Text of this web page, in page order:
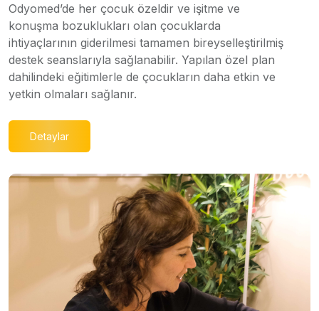
Odyomed’de her çocuk özeldir ve işitme ve
konuşma bozuklukları olan çocuklarda
ihtiyaçlarının giderilmesi tamamen bireyselleştirilmiş
destek seanslarıyla sağlanabilir. Yapılan özel plan
dahilindeki eğitimlerle de çocukların daha etkin ve
yetkin olmaları sağlanır.
Detaylar